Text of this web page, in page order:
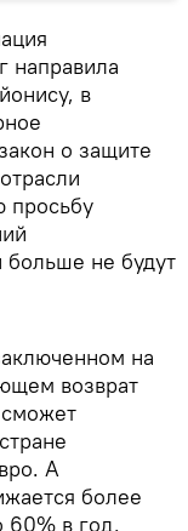
направила
в
о защите
просьбу
больше не будут
на
возврат
А
более
60% в год.